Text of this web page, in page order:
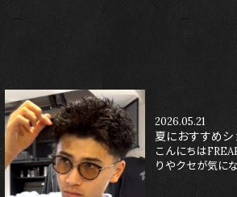
2026.05.21
夏におすすめシ
こんにちは
りやクセが気に